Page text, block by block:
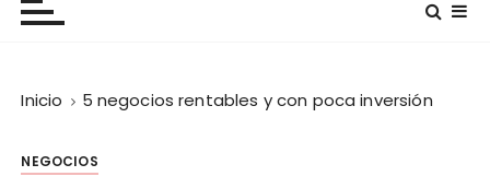
Inicio 5 negocios rentables y con poca inversión
NEGOCIOS